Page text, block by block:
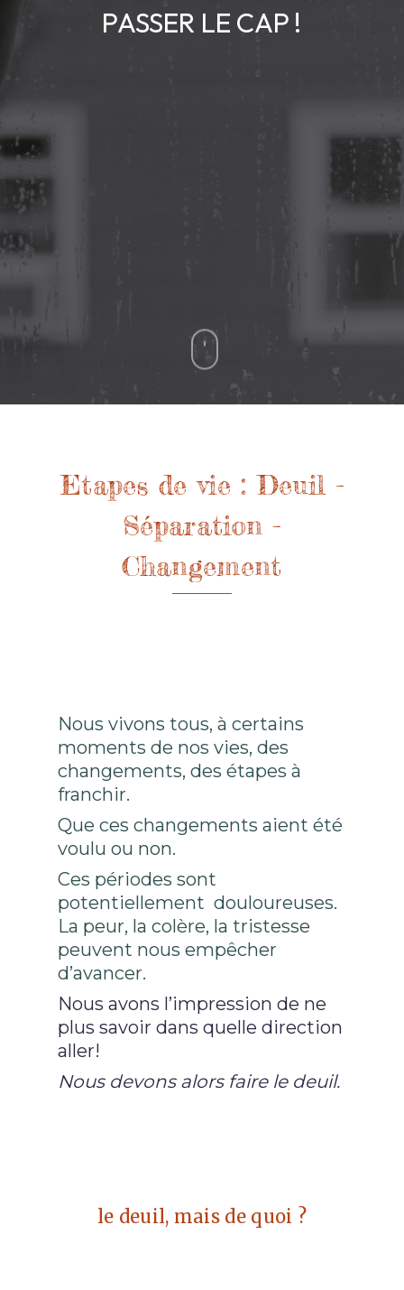
PASSER LE CAP !
Etapes de vie : Deuil -
Séparation -
Changement
Nous vivons tous, à certains
moments de nos vies, des
changements, des étapes à
franchir.
Que ces changements aient été
voulu ou non.
Ces périodes sont
potentiellement douloureuses.
La peur, la colère, la tristesse
peuvent nous empêcher
d’avancer.
Nous avons l’impression de ne
plus savoir dans quelle direction
aller!
Nous devons alors faire le deuil.
le deuil, mais de quoi ?